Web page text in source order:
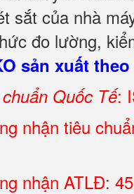
sắt của nhà
đo lường,
sản xuất
Quốc Tế:
nhận tiêu
nhận ATLĐ: